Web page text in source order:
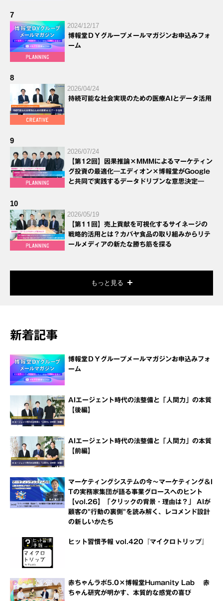
7
2024/12/17
博報堂ＤＹグループメールマガジンお申込みフォ
ーム
8
2026/04/24
持続可能な社会実現のための医療AIとデータ活用
9
2026/07/24
【第12回】因果推論×MMMによるマーケティン
グ投資の最適化―エディオン×博報堂がGoogle
と共同で実践するデータドリブンな意思決定―
10
2026/05/19
【第11回】売上貢献を可視化するサイネージの
戦略的活用とは？カバヤ食品の取り組みからリテ
ールメディアの新たな勝ち筋を探る
もっと見る
新着記事
博報堂ＤＹグループメールマガジンお申込みフォ
ーム
AIエージェント時代の法整備と「人間力」の本質
【後編】
AIエージェント時代の法整備と「人間力」の本質
【前編】
マーケティングシステムの今～マーケティング＆I
Tの実務家集団が語る事業グロースへのヒント
【vol.26】「クリックの背景・理由は？」 AIが
顧客の"行動の裏側"を読み解く、レコメンド設計
の新しいかたち
ヒット習慣予報 vol.420『マイクロトリップ』
赤ちゃんラボ5.0×博報堂Humanity Lab 赤
ちゃん研究が明かす、本質的な感覚の喜び